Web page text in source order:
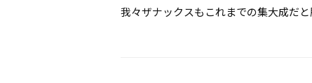
我々ザナックスもこれまでの集大成だ